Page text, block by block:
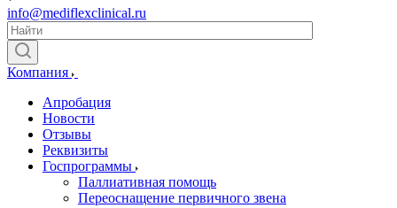
info@mediflexclinical.ru
Компания
Апробация
Новости
Отзывы
Реквизиты
Госпрограммы
Паллиативная помощь
Переоснащение первичного звена